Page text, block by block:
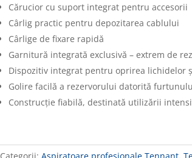
Cărucior cu suport integrat pentru accesorii
Cârlig practic pentru depozitarea cablului
Cârlige de fixare rapidă
Garnitură integrată exclusivă – extrem de
Dispozitiv integrat pentru oprirea lichidelor
Golire facilă a rezervorului datorită
Construcție fiabilă, destinată utilizării